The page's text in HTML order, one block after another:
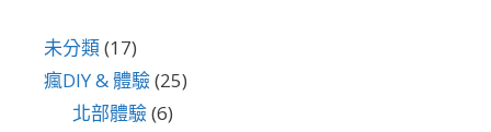
未分類(17)
瘋DIY & 體驗(25)
北部體驗(6)